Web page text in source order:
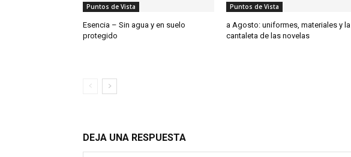
Puntos de Vista
Esencia – Sin agua y en suelo
protegido
Puntos de Vista
a Agosto: uniformes, materiales y la
cantaleta de las novelas
DEJA UNA RESPUESTA